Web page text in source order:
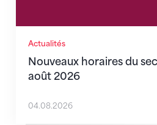
Actualités
Nouveaux horaires du
août 2026
04.08.2026